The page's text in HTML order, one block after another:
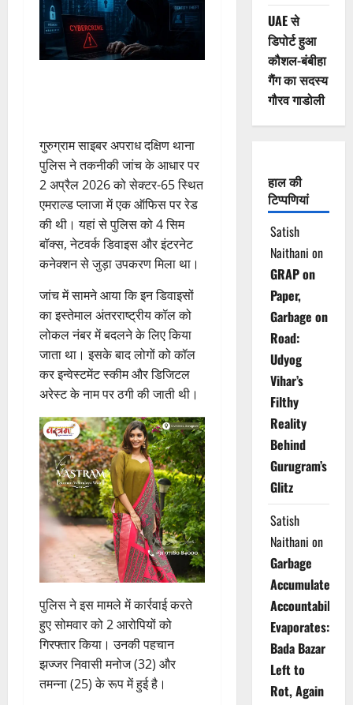
गुरुग्राम साइबर अपराध दक्षिण थाना
पुलिस ने तकनीकी जांच के आधार पर
2 अप्रैल 2026 को सेक्टर-65 स्थित
एमराल्ड प्लाजा में एक ऑफिस पर रेड
की थी। यहां से पुलिस को 4 सिम
बॉक्स, नेटवर्क डिवाइस और इंटरनेट
कनेक्शन से जुड़ा उपकरण मिला था।
जांच में सामने आया कि इन डिवाइसों
का इस्तेमाल अंतरराष्ट्रीय कॉल को
लोकल नंबर में बदलने के लिए किया
जाता था। इसके बाद लोगों को कॉल
कर इन्वेस्टमेंट स्कीम और डिजिटल
अरेस्ट के नाम पर ठगी की जाती थी।
पुलिस ने इस मामले में कार्रवाई करते
हुए सोमवार को 2 आरोपियों को
गिरफ्तार किया। उनकी पहचान
झज्जर निवासी मनोज (32) और
तमन्ना (25) के रूप में हुई है।
UAE से
डिपोर्ट हुआ
कौशल-बंबीहा
गैंग का सदस्य
गौरव गाडोली
हाल की
टिप्पणियां
Satish
Naithani on
GRAP on
Paper,
Garbage on
Road:
Udyog
Vihar’s
Filthy
Reality
Behind
Gurugram’s
Glitz
Satish
Naithani on
Garbage
Accumulates,
Accountability
Evaporates:
Bada Bazar
Left to
Rot, Again